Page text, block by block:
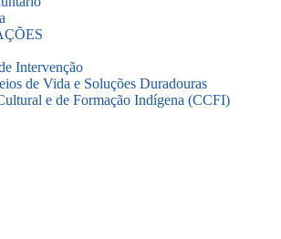
Intervenção
de Vida e Soluções Duradouras
e de Formação Indígena (CCFI)